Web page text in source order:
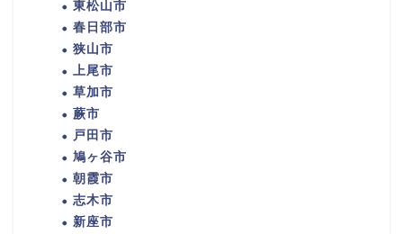
東松山市
春日部市
狭山市
上尾市
草加市
蕨市
戸田市
鳩ヶ谷市
朝霞市
志木市
新座市